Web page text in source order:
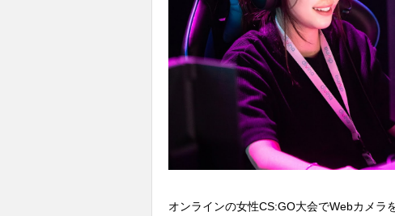
オンラインの女性CS:GO大会でWebカメラ